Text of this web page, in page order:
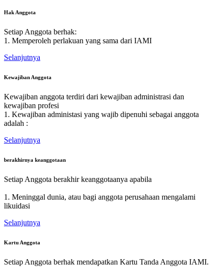
Hak Anggota
Setiap Anggota berhak:
1. Memperoleh perlakuan yang sama dari IAMI
Selanjutnya
Kewajiban Anggota
Kewajiban anggota terdiri dari kewajiban administrasi dan
kewajiban profesi
1. Kewajiban administasi yang wajib dipenuhi sebagai anggota
adalah :
Selanjutnya
berakhirnya keanggotaan
Setiap Anggota berakhir keanggotaanya apabila
1. Meninggal dunia, atau bagi anggota perusahaan mengalami
likuidasi
Selanjutnya
Kartu Anggota
Setiap Anggota berhak mendapatkan Kartu Tanda Anggota IAMI.